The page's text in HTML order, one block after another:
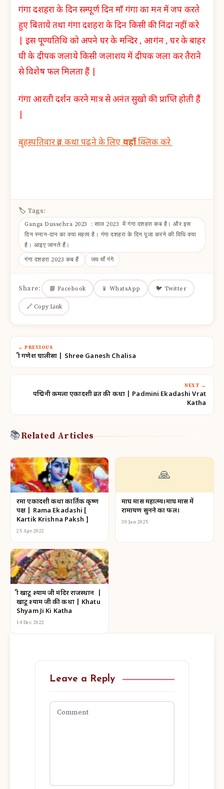
गंगा दशहरा के दिन सम्पूर्ण दिन माँ गंगा का मन में जप करते
हुए बिताये तथा गंगा दशहरा के दिन किसी की निंदा नहीं करे
| इस पूण्यतिथि को अपने घर के मन्दिर , आगंन , घर के बाहर
घी के दीपक जलाये किसी जलाशय में दीपक जला कर तैराने
से विशेष फल मिलता हैं |
गंगा आरती दर्शन करने मात्र से अनंत सुखो की प्राप्ति होती हैं
बृहस्पतिवार व्रत कथा पढने के लिएयहाँक्लिक करे
🏷 Tags:
Ganga Dussehra 2023 : साल 2023 में गंगा दशहरा कब है। और इस
दिन स्नान-दान का क्या महत्व है। गंगा दशहरा के दिन पूजा करने की विधि क्या
है। आइए जानते हैं।
गंगा दशहरा 2023 कब हैं
जय माँ गंगे
Share: 📘 Facebook 📱 WhatsApp 🐦 Twitter
🔗 Copy Link
← PREVIOUS
श्री गणेश चालीसा | Shree Ganesh Chalisa
NEXT →
पद्मिनी कमला एकादशी व्रत की कथा | Padmini Ekadashi Vrat
Katha
📚Related Articles
रमा एकादशी कथा कार्तिक कृष्ण
पक्ष | Rama Ekadashi [
Kartik Krishna Paksh ]
25 Apr 2022
🙏
माघ मास महात्म्य।माघ मास में
रामायण सुनने का फल।
30 Jan 2025
श्री खाटू श्याम जी मंदिर राजस्थान |
खाटू श्याम जी की कथा | Khatu
Shyam Ji Ki Katha
14 Dec 2022
Leave a Reply